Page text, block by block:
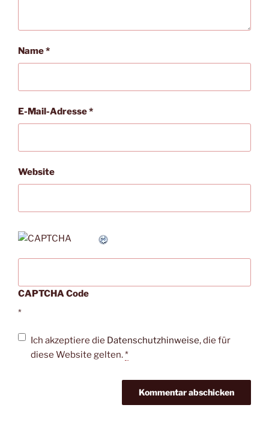
Name*
E-Mail-Adresse*
Website
CAPTCHA Code
*
Ich akzeptiere die Datenschutzhinweise, die für
diese Website gelten.*